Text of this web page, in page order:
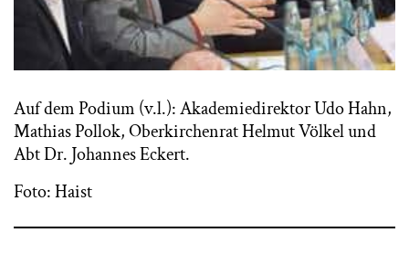
Auf dem Podium (v.l.): Akademiedirektor Udo Hahn,
Mathias Pollok, Oberkirchenrat Helmut Völkel und
Abt Dr. Johannes Eckert.
Foto: Haist